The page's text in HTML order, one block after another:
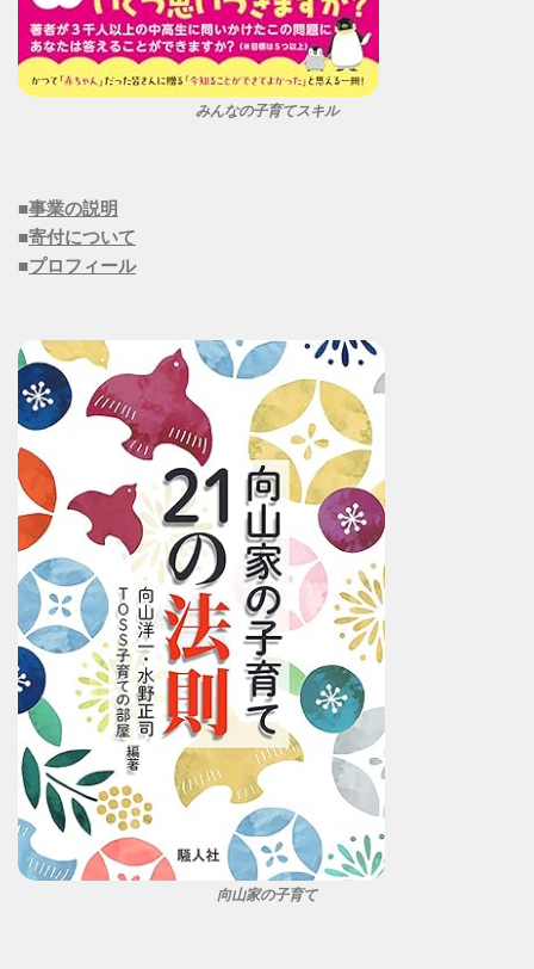
みんなの子育てスキル
■事業の説明
■寄付について
■プロフィール
向山家の子育て